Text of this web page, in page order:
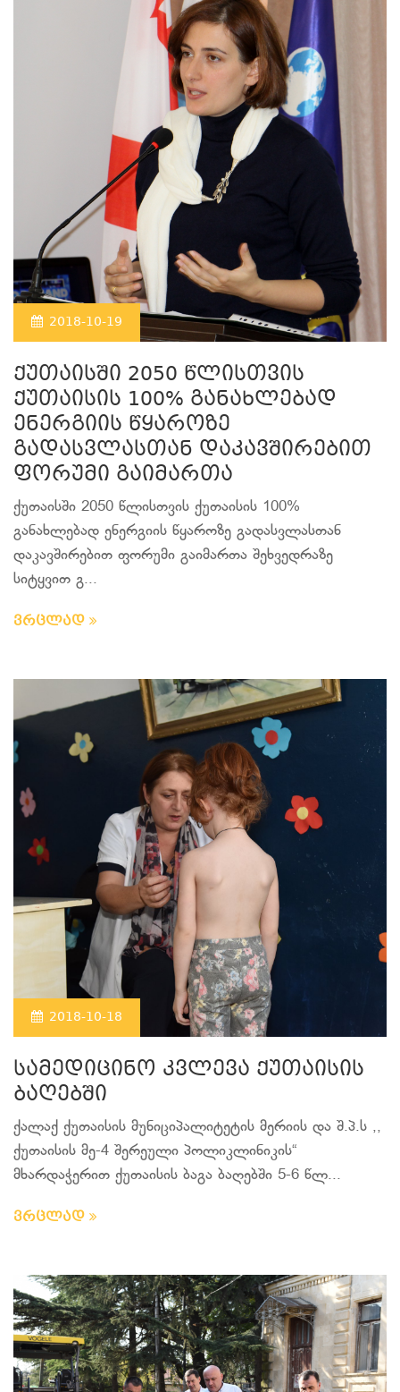
2018-10-19
ქუთაისში 2050 წლისთვის
ქუთაისის 100% განახლებად
ენერგიის წყაროზე
გადასვლასთან დაკავშირებით
ფორუმი გაიმართა
ქუთაისში 2050 წლისთვის ქუთაისის 100%
განახლებად ენერგიის წყაროზე გადასვლასთან
დაკავშირებით ფორუმი გაიმართა შეხვედრაზე
სიტყვით გ...
ვრცლად
2018-10-18
სამედიცინო კვლევა ქუთაისის
ბაღებში
ქალაქ ქუთაისის მუნიციპალიტეტის მერიის და შ.პ.ს ,,
ქუთაისის მე-4 შერეული პოლიკლინიკის“
მხარდაჭერით ქუთაისის ბაგა ბაღებში 5-6 წლ...
ვრცლად